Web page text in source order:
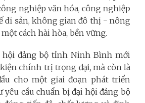
nghiệp văn hóa, công nghiệp
di sản, không gian đô thị - nông
cách hài hòa, bền vững.
đảng bộ tỉnh Ninh Bình mới
chính trị trọng đại, mà còn là
cho một giai đoạn phát triển
yêu cầu chuẩn bị đại hội đảng bộ